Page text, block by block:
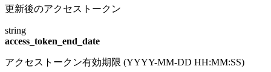
更新後のアクセストークン
string
access_token_end_date
アクセストークン有効期限 (YYYY-MM-DD HH:MM:SS)